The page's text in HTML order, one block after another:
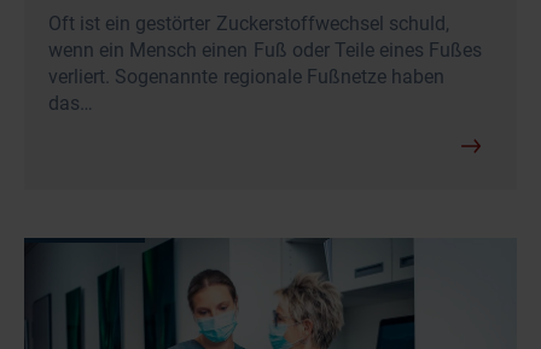
Oft ist ein gestörter Zuckerstoffwechsel schuld,
wenn ein Mensch einen Fuß oder Teile eines Fußes
verliert. Sogenannte regionale Fußnetze haben
das…